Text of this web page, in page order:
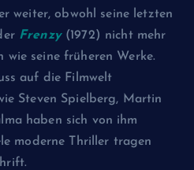
weiter, obwohl seine letzten
Frenzy (1972) nicht mehr
wie seine früheren Werke.
auf die Filmwelt
Steven Spielberg, Martin
haben sich von ihm
moderne Thriller tragen